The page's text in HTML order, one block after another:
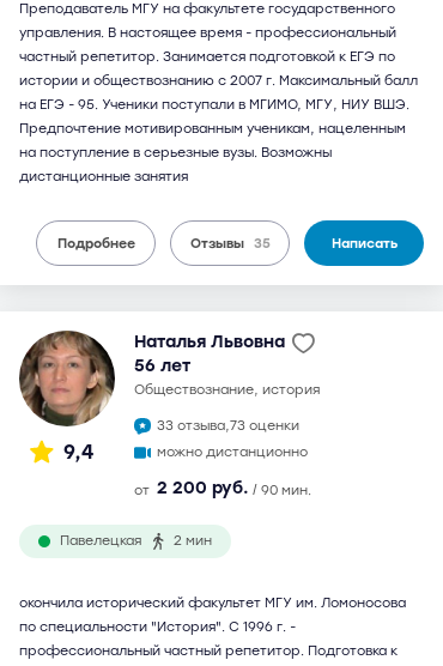
Преподаватель МГУ на факультете государственного
управления. В настоящее время - профессиональный
частный репетитор. Занимается подготовкой к ЕГЭ по
истории и обществознанию с 2007 г. Максимальный балл
на ЕГЭ - 95. Ученики поступали в МГИМО, МГУ, НИУ ВШЭ.
Предпочтение мотивированным ученикам, нацеленным
на поступление в серьезные вузы. Возможны
дистанционные занятия
Подробнее Отзывы 35 Написать
9,4
Наталья Львовна
56 лет
обществознание, история
33 отзыва,73 оценки
можно дистанционно
от 2 200 руб. / 90 мин.
Павелецкая 2 мин
окончила исторический факультет МГУ им. Ломоносова
по специальности "История". С 1996 г. -
профессиональный частный репетитор. Подготовка к